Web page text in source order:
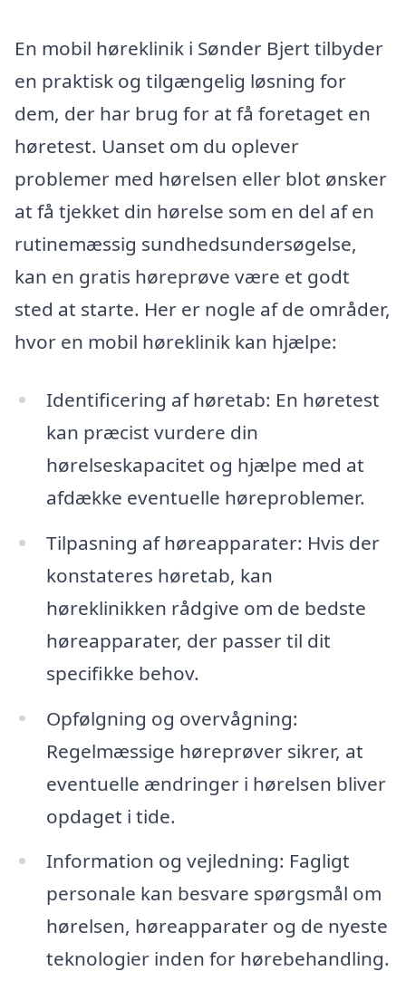
En mobil høreklinik i Sønder Bjert tilbyder
en praktisk og tilgængelig løsning for
dem, der har brug for at få foretaget en
høretest. Uanset om du oplever
problemer med hørelsen eller blot ønsker
at få tjekket din hørelse som en del af en
rutinemæssig sundhedsundersøgelse,
kan en gratis høreprøve være et godt
sted at starte. Her er nogle af de områder,
hvor en mobil høreklinik kan hjælpe:
Identificering af høretab: En høretest
kan præcist vurdere din
hørelseskapacitet og hjælpe med at
afdække eventuelle høreproblemer.
Tilpasning af høreapparater: Hvis der
konstateres høretab, kan
høreklinikken rådgive om de bedste
høreapparater, der passer til dit
specifikke behov.
Opfølgning og overvågning:
Regelmæssige høreprøver sikrer, at
eventuelle ændringer i hørelsen bliver
opdaget i tide.
Information og vejledning: Fagligt
personale kan besvare spørgsmål om
hørelsen, høreapparater og de nyeste
teknologier inden for hørebehandling.